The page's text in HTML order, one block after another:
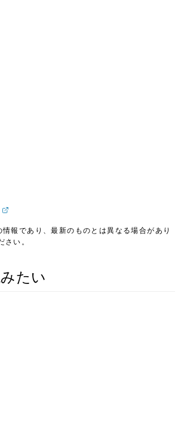
報であり、最新のものとは異なる場合があり
さい。
たい